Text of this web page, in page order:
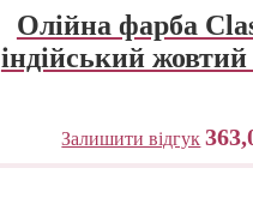
Олійна фарба
індійський
Залишити відгук